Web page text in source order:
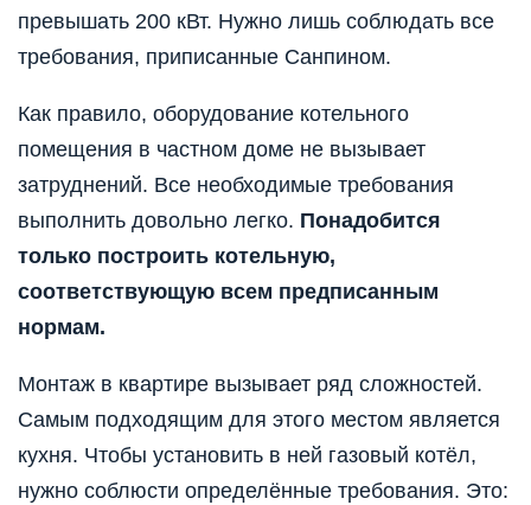
превышать 200 кВт. Нужно лишь соблюдать все
требования, приписанные Санпином.
Как правило, оборудование котельного
помещения в частном доме не вызывает
затруднений. Все необходимые требования
выполнить довольно легко. Понадобится
только построить котельную,
соответствующую всем предписанным
нормам.
Монтаж в квартире вызывает ряд сложностей.
Самым подходящим для этого местом является
кухня. Чтобы установить в ней газовый котёл,
нужно соблюсти определённые требования. Это: